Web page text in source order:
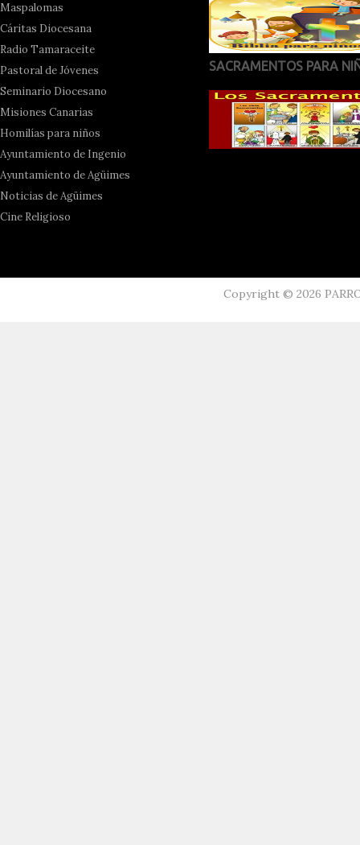
Maspalomas
Cáritas Diocesana
Radio Tamaraceite
Pastoral de Jóvenes
Seminario Diocesano
Misiones Canarias
Homilías para niños
Ayuntamiento de Ingenio
Ayuntamiento de Agüimes
Noticias de Agüimes
Cine Religioso
SACRAMENTOS PARA
Copyright ©2026